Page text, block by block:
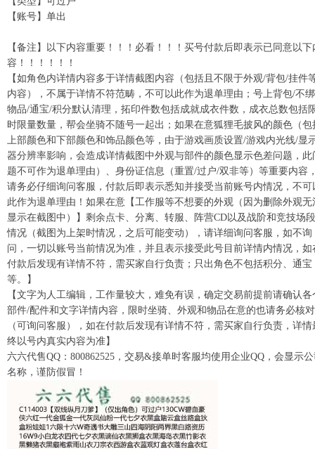
【账号】单出
【备注】以下内容重要！！！必看！！！买号付款后即表示已同意以下
容！！！！！！
【如角色内详情内容多于详情截图内容（包括且不限于外观/背包/挂件
内容），不属于详情不符范畴，不可以此作为退单理由；号上背包/不
物品/通宝/积分默认清理，拓印件数包括成就成衣件数，成衣总数包括
时限量数量，帮会坐骑不随号一起出；如果在意狐狸毛披风的颜色（包
上部颜色和下部颜色和饰品颜色等，由于游戏画质设置/游戏内光线/显
器分辨率影响，会造成详情截图中外观与部件的颜色显示色差问题，此
题不可作为退单理由）、身份证信息（重置/过户/双非等）等重要内容
请务必仔细询问客服，付款后即表示悉知并接受当前账号内情况，不可
此作为退单理由！如果在意【工作服等不想要的外观（因为删除外观无
显示在截图中）】剩余点卡、分离、转服、阵营CD以及战阶和竞技场
情况（截图为上架时情况，之后可能变动），请详细询问客服，如不询
问，一切以账号当前情况为准，并且表示接受此号目前详情内情况，如
付款后发现有详情不符，需买家自行负责；只出角色不包括积分、通宝
等。】
【文字为人工编辑，工作量较大，难免有误，确定交易前提前请确认各
部件/配件和文字详情内容，限时坐骑、外观和物品在意的也请务必核对
（可询问客服），如在付款后发现有详情不符，需买家自行负责，详情
终以号内真实内容为准】
六六代售QQ：800862525，交易&接单时客服均使用企业QQ，会显示
名称，谨防假冒！